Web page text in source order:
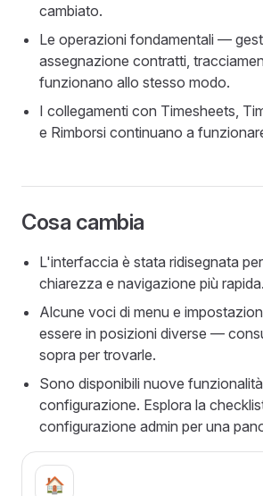
cambiato.
Le operazioni fondamentali —
assegnazione contratti,
funzionano allo stesso modo.
I collegamenti con Timesheets,
e Rimborsi continuano a
Cosa cambia
L'interfaccia è stata ridisegnata
chiarezza e navigazione più rapida.
Alcune voci di menu e
essere in posizioni diverse —
sopra per trovarle.
Sono disponibili nuove
configurazione. Esplora la
configurazione admin per una
🏠